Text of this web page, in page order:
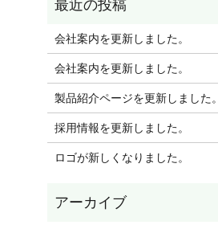
会社案内を更新しました。
会社案内を更新しました。
製品紹介ページを更新しました。
採用情報を更新しました。
ロゴが新しくなりました。